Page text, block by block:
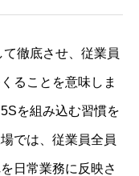
徹底させ、従業員
ることを意味しま
を組み込む習慣を
では、従業員全員
日常業務に反映さ